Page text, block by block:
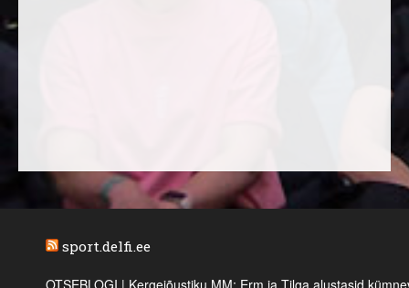
sport.delfi.ee
OTSEBLOGI | Kergejõustiku MM: Erm ja Tilga alustasid